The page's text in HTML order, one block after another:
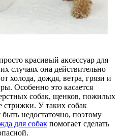
красивый аксессуар для
случаях она действительно
холода, дождя, ветра, грязи и
Особенно это касается
собак, щенков, пожилых
У таких собак
недостаточно, поэтому
для собак помогает сделать